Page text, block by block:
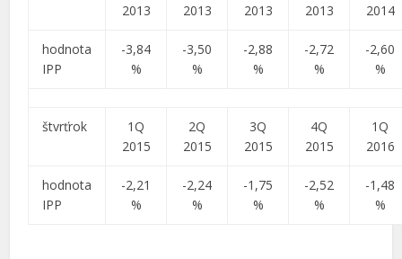
2013
2013
2013
2013
2014
hodnota
IPP
-3,84
%
-3,50
%
-2,88
%
-2,72
%
-2,60
%
štvrťrok
1Q
2015
2Q
2015
3Q
2015
4Q
2015
1Q
2016
hodnota
IPP
-2,21
%
-2,24
%
-1,75
%
-2,52
%
-1,48
%